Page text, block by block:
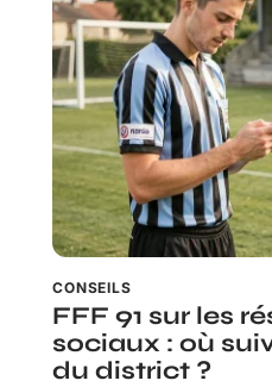
CONSEILS
FFF 91 sur les
sociaux : où
du district ?